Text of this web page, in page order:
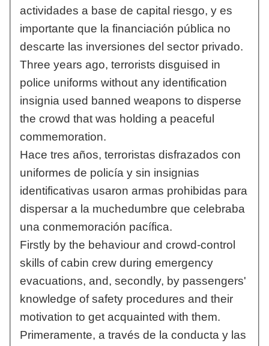
actividades a base de capital riesgo, y es
importante que la financiación pública no
descarte las inversiones del sector privado.
Three years ago, terrorists disguised in
police uniforms without any identification
insignia used banned weapons to disperse
the crowd that was holding a peaceful
commemoration.
Hace tres años, terroristas disfrazados con
uniformes de policía y sin insignias
identificativas usaron armas prohibidas para
dispersar a la muchedumbre que celebraba
una conmemoración pacífica.
Firstly by the behaviour and crowd-control
skills of cabin crew during emergency
evacuations, and, secondly, by passengers'
knowledge of safety procedures and their
motivation to get acquainted with them.
Primeramente, a través de la conducta y las